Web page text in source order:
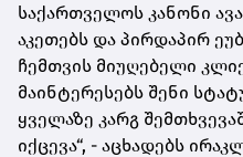
საქართველოს კანონი
აკეთებს და პირდაპირ
ჩემთვის მიუღებელი
მაინტერესებს შენი
ყველაზე კარგ
იქცევა“, - აცხადებს